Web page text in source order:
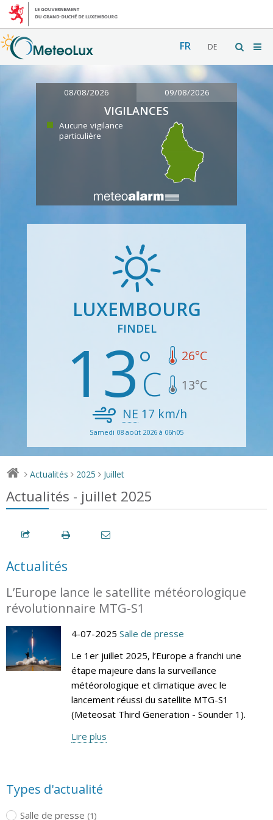
FR DE
08/08/2026 09/08/2026
VIGILANCES
Aucune vigilance
particulière
LUXEMBOURG
FINDEL
13 26°C
13°C
NE 17 km/h
Samedi 08 août 2026 à 06h05
> Actualités > 2025 > Juillet
Actualités - juillet 2025
Actualités
L’Europe lance le satellite météorologique
révolutionnaire MTG-S1
4-07-2025 Salle de presse
Le 1er juillet 2025, l’Europe a franchi une
étape majeure dans la surveillance
météorologique et climatique avec le
lancement réussi du satellite MTG-S1
(Meteosat Third Generation - Sounder 1).
Lire plus
Types d'actualité
Salle de presse (1)